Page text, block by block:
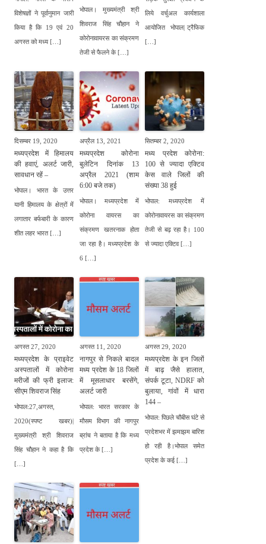
विशेषज्ञों ने पूर्वानुमान जारी
किया है कि 19 एवं 20
अगस्त को मध्य […]
भोपाल। मुख्यमंत्री श्री
शिवराज सिंह चौहान ने
कोरोनावायरस का संक्रमण
तेजी से फैलने के […]
लिये वर्चुअल कार्यशाला
आयोजित भोपाल| ट्रैफिक
[…]
दिसम्बर 19, 2020
मध्यप्रदेश में हिमालय
की हवाएं, अलर्ट जारी,
सावधान रहें –
भोपाल। भारत के उत्तर
यानी हिमालय के क्षेत्रों में
लगातार बर्फबारी के कारण
शीत लहर भारत […]
अप्रैल 13, 2021
मध्यप्रदेश कोरोना
बुलेटिन दिनांक 13
अप्रैल 2021 (शाम
6:00 बजे तक)
भोपाल। मध्यप्रदेश में
कोरोना वायरस का
संक्रमण खतरनाक होता
जा रहा है। मध्यप्रदेश के
6 […]
सितम्बर 2, 2020
मध्य प्रदेश कोरोना:
100 से ज्यादा एक्टिव
केस वाले जिलों की
संख्या 38 हुई
भोपाल: मध्यप्रदेश में
कोरोनावायरस का संक्रमण
तेजी से बढ़ रहा है। 100
से ज्यादा एक्टिव […]
अगस्त 27, 2020
मध्यप्रदेश के प्राइवेट
अस्पतालों में कोरोना
मरीजों की फ्री इलाज:
सीएम शिवराज सिंह
भोपाल:27,अगस्त,
2020(स्पष्ट खबर)|
मुख्यमंत्री श्री शिवराज
सिंह चौहान ने कहा है कि
[…]
अगस्त 11, 2020
नागपुर से निकले बादल
मध्य प्रदेश के 18 जिलों
में मूसलाधार बरसेंगे,
अलर्ट जारी
भोपाल: भारत सरकार के
मौसम विभाग की नागपुर
ब्रांच ने बताया है कि मध्य
प्रदेश के […]
अगस्त 29, 2020
मध्यप्रदेश के इन जिलों
में बाढ़ जैसे हालात,
संपर्क टूटा, NDRF को
बुलाया, गांवों में धारा
144 –
भोपाल: पिछले चौबीस घंटे से
प्रदेशभर में झमाझम बारिश
हो रही है।भोपाल समेत
प्रदेश के कई […]